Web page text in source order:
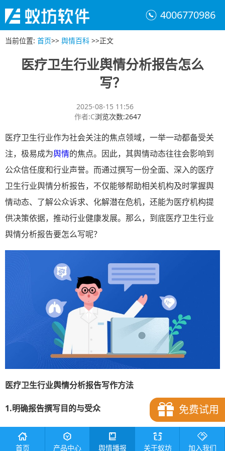
4006770986
当前位置: 首页>> 舆情百科 >>正文
医疗卫生行业舆情分析报告怎么
写？
2025-08-15 11:56
作者:C浏览次数:2647
医疗卫生行业作为社会关注的焦点领域，一举一动都备受关
注，极易成为舆情的焦点。因此，其舆情动态往往会影响到
公众信任度和行业声誉。而通过撰写一份全面、深入的医疗
卫生行业舆情分析报告，不仅能够帮助相关机构及时掌握舆
情动态、了解公众诉求、化解潜在危机，还能为医疗机构提
供决策依据，推动行业健康发展。那么，到底医疗卫生行业
舆情分析报告要怎么写呢？
医疗卫生行业舆情分析报告写作方法
1.明确报告撰写目的与受众
在撰写报告之前，首先要明确报告的目的。不同的目的，决
定了报告的侧重点和内容结构。同时，要清楚报告的受众。
免费试用
首页 产品中心 舆情播报 关于蚁坊 加入我们